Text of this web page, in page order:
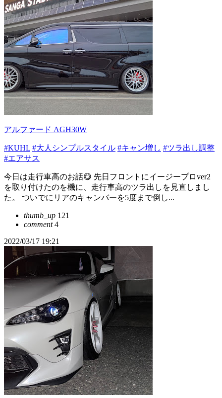
アルファード AGH30W
#KUHL #大人シンプルスタイル #キャン増し #ツラ出し調整
#エアサス
今日は走行車高のお話😋 先日フロントにイージープロver2
を取り付けたのを機に、走行車高のツラ出しを見直しまし
た。 ついでにリアのキャンバーを5度まで倒し...
thumb_up 121
comment4
2022/03/17 19:21